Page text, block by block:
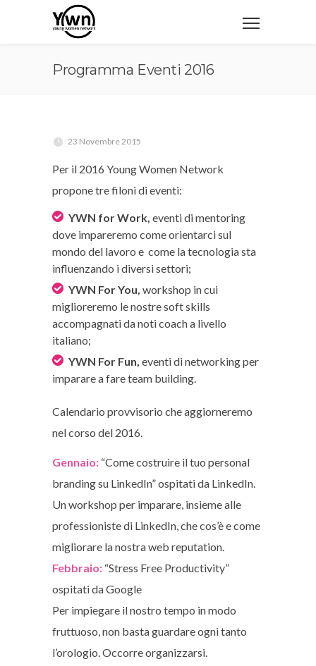
Programma Eventi 2016
23 Novembre 2015
Per il 2016 Young Women Network
propone tre filoni di eventi:
YWN for Work, eventi di mentoring
dove impareremo come orientarci sul
mondo del lavoro e come la tecnologia sta
influenzando i diversi settori;
YWN For You, workshop in cui
miglioreremo le nostre soft skills
accompagnati da noti coach a livello
italiano;
YWN For Fun, eventi di networking per
imparare a fare team building.
Calendario provvisorio che aggiorneremo
nel corso del 2016.
Gennaio: “Come costruire il tuo personal
branding su LinkedIn” ospitati da LinkedIn.
Un workshop per imparare, insieme alle
professioniste di LinkedIn, che cos’è e come
migliorare la nostra web reputation.
Febbraio: “Stress Free Productivity”
ospitati da Google
Per impiegare il nostro tempo in modo
fruttuoso, non basta guardare ogni tanto
l’orologio. Occorre organizzarsi.